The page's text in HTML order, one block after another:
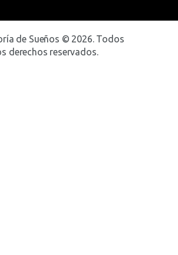
de Sueños © 2026. Todos
derechos reservados.